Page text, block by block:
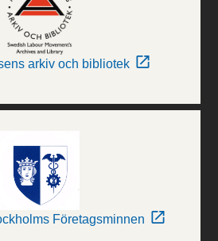
arkiv och bibliotek
Företagsminnen